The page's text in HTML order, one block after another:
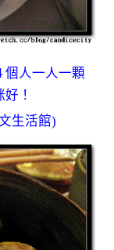
人一人一顆
！